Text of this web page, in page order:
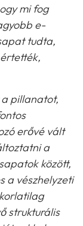
mi fog
e-
tudta,
pillanatot,
erővé vált
a
között,
a vészhelyzeti
strukturális